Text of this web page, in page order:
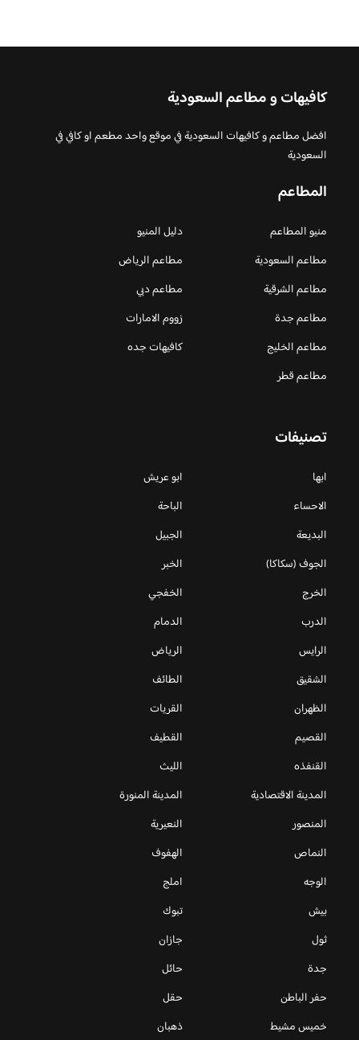
كافيهات و مطاعم السعودية
افضل مطاعم و كافيهات السعودية في موقع واحد مطعم او كافي في
السعودية
المطاعم
منيو المطاعم
دليل المنيو
مطاعم السعودية
مطاعم الرياض
مطاعم الشرقية
مطاعم دبي
مطاعم جدة
زووم الامارات
مطاعم الخليج
كافيهات جده
مطاعم قطر
تصنيفات
ابها
ابو عريش
الاحساء
الباحة
البديعة
الجبيل
الجوف (سكاكا)
الخبر
الخرج
الخفجي
الدرب
الدمام
الرايس
الرياض
الشقيق
الطائف
الظهران
القريات
القصيم
القطيف
القنفذه
الليث
المدينة الاقتصادية
المدينة المنورة
المنصور
النعيرية
النماص
الهفوف
الوجه
املج
بيش
تبوك
ثول
جازان
جدة
حائل
حفر الباطن
حقل
خميس مشيط
ذهبان